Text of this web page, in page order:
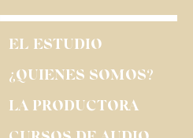
EL ESTUDIO
¿QUIENES SOMOS?
LA PRODUCTORA